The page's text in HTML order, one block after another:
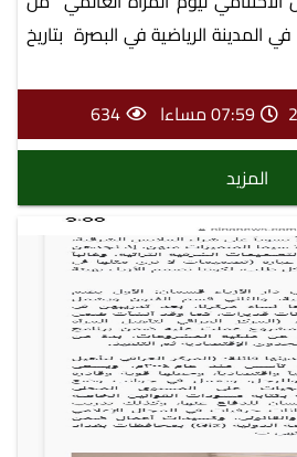
الرياضية في البصرة بتاريخ
المزيد
07:59 مساءا 634